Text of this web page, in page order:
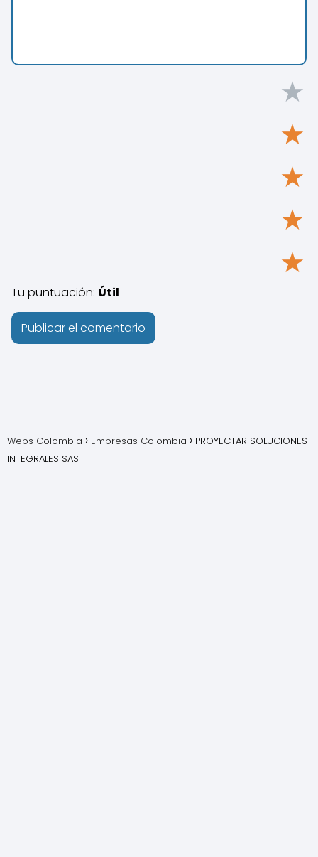
★
★
★
★
★
Tu puntuación: Útil
Webs Colombia Empresas Colombia
PROYECTAR SOLUCIONES
INTEGRALES SAS